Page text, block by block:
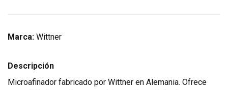
Marca: Wittner
Descripción
Microafinador fabricado por Wittner en Alemania. Ofrece